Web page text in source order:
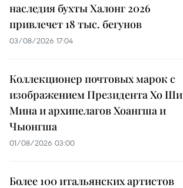
наследия бухты Халонг 2026
привлечет 18 тыс. бегунов
03/08/2026 17:04
Коллекционер почтовых марок с
изображением Президента Хо Ши
Мина и архипелагов Хоангша и
Чыонгша
01/08/2026 03:00
Более 100 итальянских артистов